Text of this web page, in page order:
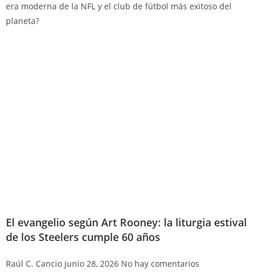
era moderna de la NFL y el club de fútbol más exitoso del
planeta?
El evangelio según Art Rooney: la liturgia estival
de los Steelers cumple 60 años
Raúl C. Cancio junio 28, 2026 No hay comentarios